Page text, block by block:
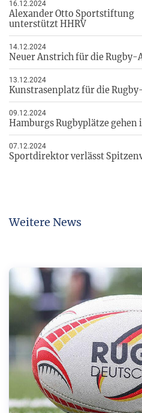
16.12.2024
Alexander Otto Sportstiftung
unterstützt HHRV
14.12.2024
Neuer Anstrich für die Rugby-
13.12.2024
Kunstrasenplatz für die
09.12.2024
Hamburgs Rugbyplätze gehen
07.12.2024
Sportdirektor verlässt
Weitere News